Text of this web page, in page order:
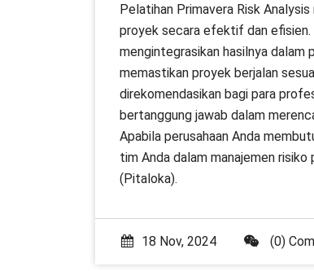
Pelatihan Primavera Risk
proyek secara efektif dan efisien.
mengintegrasikan hasilnya
memastikan proyek berjalan
direkomendasikan bagi para
bertanggung jawab dalam
Apabila perusahaan Anda
tim Anda dalam manajemen
(Pitaloka).
18 Nov, 2024 (0)